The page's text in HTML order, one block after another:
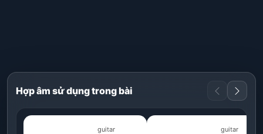
Hợp âm sử dụng trong bài
guitar guitar